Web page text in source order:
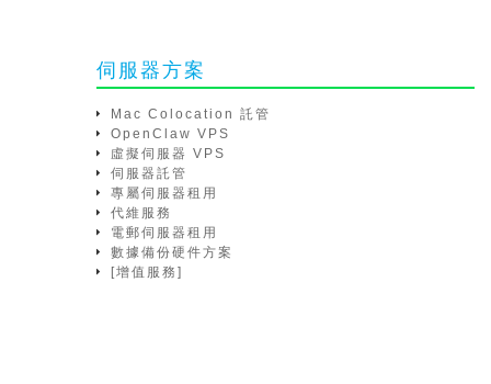
伺服器方案
Mac Colocation 託管
OpenClaw VPS
虛擬伺服器 VPS
伺服器託管
專屬伺服器租用
代維服務
電郵伺服器租用
數據備份硬件方案
[增值服務]